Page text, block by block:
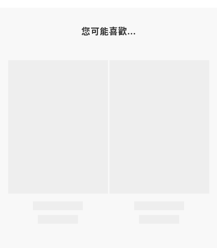
您可能喜歡...